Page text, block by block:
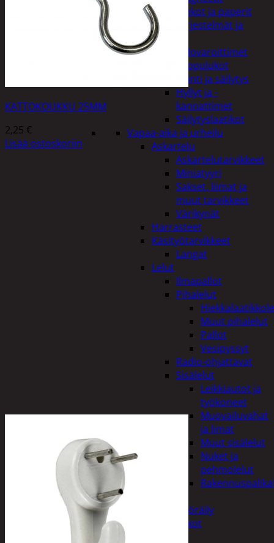
Vihkot ja paperit
Turvajärjestelmät ja
lukitus
Palovaroittimet
Riippulukot
Varastointi ja säilytys
Hyllyt ja -
kannattimet
Säilytyslaatikot
Vapaa-aika ja urheilu
Askartelu
Askartelutarvikkeet
Miniatyyri
Sakset, liimat ja
muut tarvikkeet
Värikynät
Harrasteet
Käsityötarvikkeet
Langat
Lelut
Ilmapallot
Pihalelut
Muut pihalelut
Pallot
Vesipyssyt
Radio-ohjattavat
Sisälelut
Leikkiautot ja
työkoneet
Muovailuvahat
ja limat
Muut sisälelut
Nuket ja
pehmolelut
Polkupyöräily
Lukot
KATTOKOUKKU 25MM
2,25 €
Lisää ostoskoriin